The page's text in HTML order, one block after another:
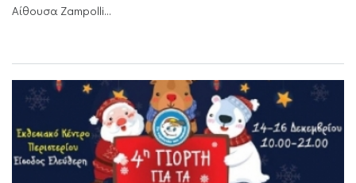
Αίθουσα Zampolli...